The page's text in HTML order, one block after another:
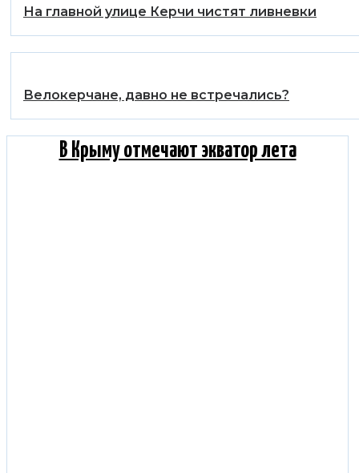
На главной улице Керчи чистят ливневки
Велокерчане, давно не встречались?
В Крыму отмечают экватор лета